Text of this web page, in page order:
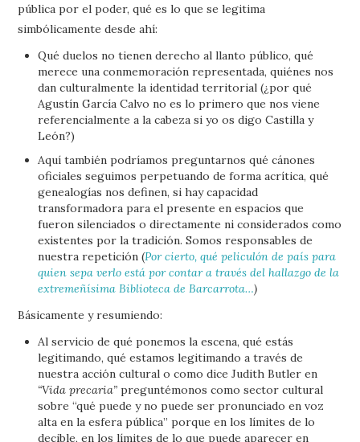
pública por el poder, qué es lo que se legitima
simbólicamente desde ahí:
Qué duelos no tienen derecho al llanto público, qué
merece una conmemoración representada, quiénes nos
dan culturalmente la identidad territorial (¿por qué
Agustín García Calvo no es lo primero que nos viene
referencialmente a la cabeza si yo os digo Castilla y
León?)
Aquí también podríamos preguntarnos qué cánones
oficiales seguimos perpetuando de forma acrítica, qué
genealogías nos definen, si hay capacidad
transformadora para el presente en espacios que
fueron silenciados o directamente ni considerados como
existentes por la tradición. Somos responsables de
nuestra repetición (Por cierto, qué peliculón de país para
quien sepa verlo está por contar a través del hallazgo de la
extremeñísima Biblioteca de Barcarrota…)
Básicamente y resumiendo:
Al servicio de qué ponemos la escena, qué estás
legitimando, qué estamos legitimando a través de
nuestra acción cultural o como dice Judith Butler en
“Vida precaria” preguntémonos como sector cultural
sobre “qué puede y no puede ser pronunciado en voz
alta en la esfera pública” porque en los límites de lo
decible, en los límites de lo que puede aparecer en